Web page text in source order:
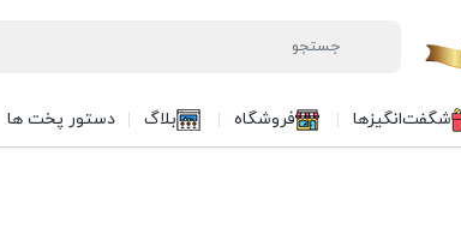
شگفت‌انگیزها فروشگاه بلاگ دستور پخت ها